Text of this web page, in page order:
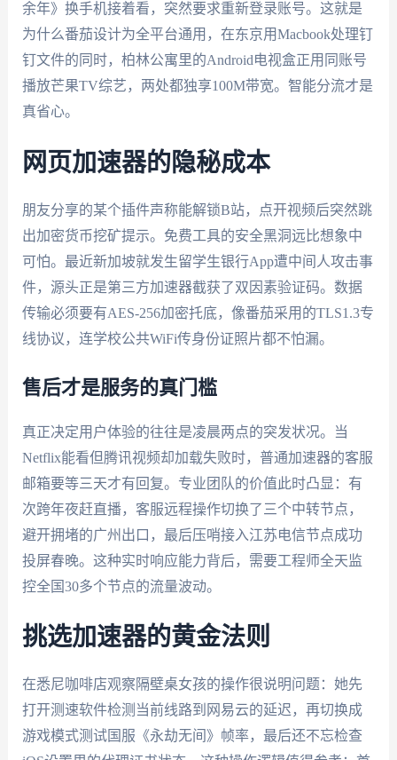
余年》换手机接着看，突然要求重新登录账号。这就是
为什么番茄设计为全平台通用，在东京用Macbook处理钉
钉文件的同时，柏林公寓里的Android电视盒正用同账号
播放芒果TV综艺，两处都独享100M带宽。智能分流才是
真省心。
网页加速器的隐秘成本
朋友分享的某个插件声称能解锁B站，点开视频后突然跳
出加密货币挖矿提示。免费工具的安全黑洞远比想象中
可怕。最近新加坡就发生留学生银行App遭中间人攻击事
件，源头正是第三方加速器截获了双因素验证码。数据
传输必须要有AES-256加密托底，像番茄采用的TLS1.3专
线协议，连学校公共WiFi传身份证照片都不怕漏。
售后才是服务的真门槛
真正决定用户体验的往往是凌晨两点的突发状况。当
Netflix能看但腾讯视频却加载失败时，普通加速器的客服
邮箱要等三天才有回复。专业团队的价值此时凸显：有
次跨年夜赶直播，客服远程操作切换了三个中转节点，
避开拥堵的广州出口，最后压哨接入江苏电信节点成功
投屏春晚。这种实时响应能力背后，需要工程师全天监
控全国30多个节点的流量波动。
挑选加速器的黄金法则
在悉尼咖啡店观察隔壁桌女孩的操作很说明问题：她先
打开测速软件检测当前线路到网易云的延迟，再切换成
游戏模式测试国服《永劫无间》帧率，最后还不忘检查